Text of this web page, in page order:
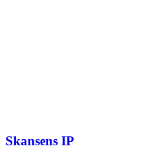
Skansens IP